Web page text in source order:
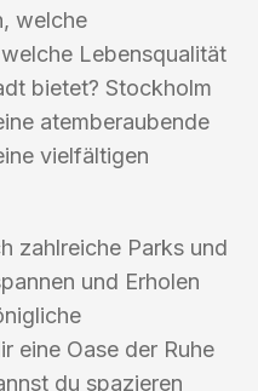
welche
Lebensqualität
bietet? Stockholm
atemberaubende
vielfältigen
zahlreiche Parks und
und Erholen
eine Oase der Ruhe
du spazieren